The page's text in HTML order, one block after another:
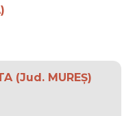
(Jud. MUREȘ)